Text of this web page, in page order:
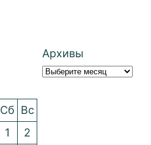
Архивы
Сб Вс
1
2